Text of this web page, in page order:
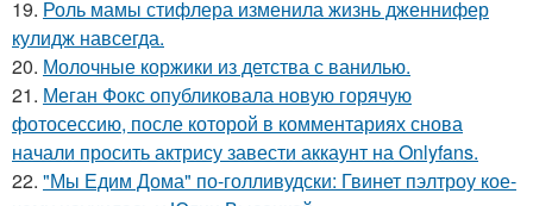
19. Роль мамы стифлера изменила жизнь дженнифер
кулидж навсегда.
20. Молочные коржики из детства с ванилью.
21. Меган Фокс опубликовала новую горячую
фотосессию, после которой в комментариях снова
начали просить актрису завести аккаунт на Onlyfans.
22. "Мы Едим Дома" по-голливудски: Гвинет пэлтроу кое-